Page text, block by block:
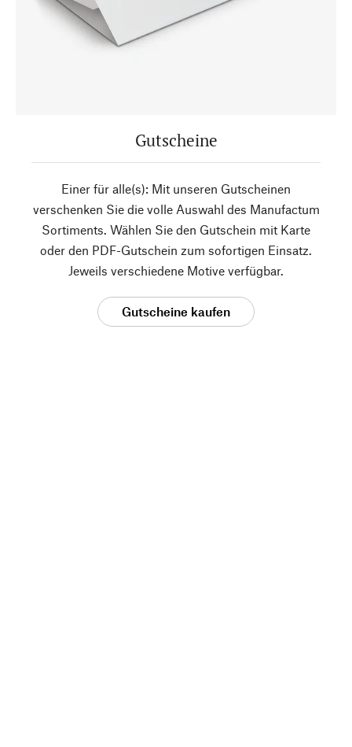
Gutscheine
Einer für alle(s): Mit unseren Gutscheinen
verschenken Sie die volle Auswahl des Manufactum
Sortiments. Wählen Sie den Gutschein mit Karte
oder den PDF-Gutschein zum sofortigen Einsatz.
Jeweils verschiedene Motive verfügbar.
Gutscheine kaufen